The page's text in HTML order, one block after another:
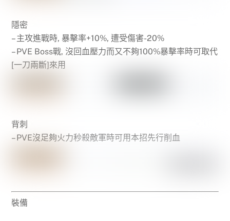
隱密
– 主攻進戰時, 暴擊率+10%, 遭受傷害-20%
– PVE Boss戰, 沒回血壓力而又不夠100%暴擊率時可取代
[一刀兩斷]來用
背刺
– PVE沒足夠火力秒殺敵軍時可用本招先行削血
裝備